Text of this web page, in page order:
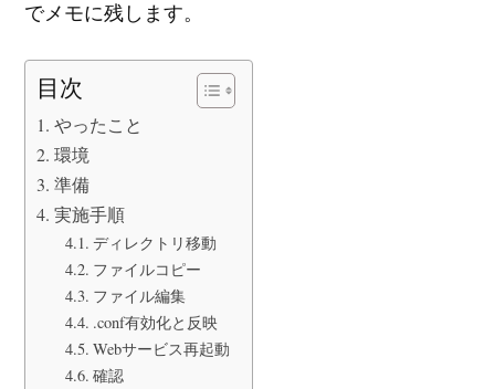
でメモに残します。
目次
やったこと
環境
準備
実施手順
ディレクトリ移動
ファイルコピー
ファイル編集
.conf有効化と反映
Webサービス再起動
確認